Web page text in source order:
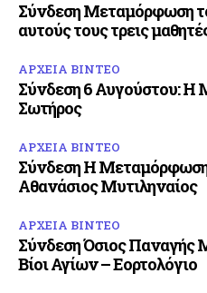
Σύνδεση Μεταμόρφωση
αυτούς τους τρεις
ΑΡΧΕΙΑ ΒΙΝΤΕΟ
Σύνδεση 6 Αυγούστου:
Σωτήρος
ΑΡΧΕΙΑ ΒΙΝΤΕΟ
Σύνδεση Η Μεταμόρφωση
Αθανάσιος Μυτιληναίος
ΑΡΧΕΙΑ ΒΙΝΤΕΟ
Σύνδεση Όσιος Παναγής
Βίοι Αγίων – Εορτολόγιο